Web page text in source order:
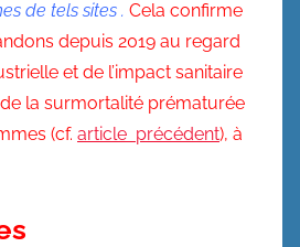
de tels sites . Cela confirme
depuis 2019 au regard
et de l’impact sanitaire
la surmortalité prématurée
(cf. article précédent), à